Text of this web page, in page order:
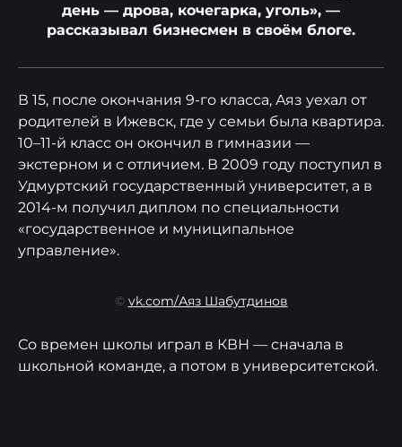
день — дрова, кочегарка, уголь», —
рассказывал бизнесмен в своём блоге.
В 15, после окончания 9-го класса, Аяз уехал от
родителей в Ижевск, где у семьи была квартира.
10–11-й класс он окончил в гимназии —
экстерном и с отличием. В 2009 году поступил в
Удмуртский государственный университет, а в
2014-м получил диплом по специальности
«государственное и муниципальное
управление».
© vk.com/Аяз Шабутдинов
Со времен школы играл в КВН — сначала в
школьной команде, а потом в университетской.